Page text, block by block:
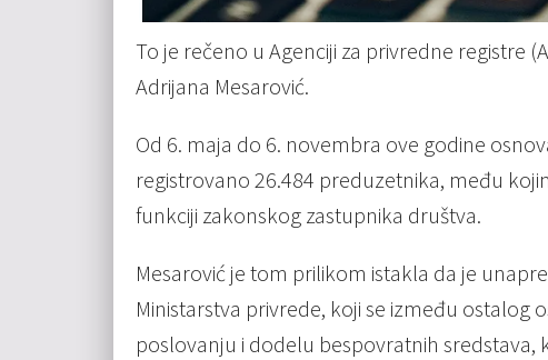
To je rečeno u Agenciji za privredne registre
Adrijana Mesarović.
Od 6. maja do 6. novembra ove godine
registrovano 26.484 preduzetnika, među
funkciji zakonskog zastupnika društva.
Mesarović je tom prilikom istakla da je
Ministarstva privrede, koji se između
poslovanju i dodelu bespovratnih